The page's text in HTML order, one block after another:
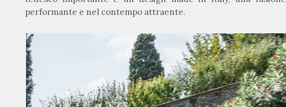
performante e nel contempo attraente.